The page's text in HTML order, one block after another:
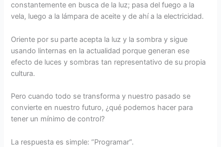
constantemente en busca de la luz; pasa del fuego a la
vela, luego a la lámpara de aceite y de ahí a la electricidad.
Oriente por su parte acepta la luz y la sombra y sigue
usando linternas en la actualidad porque generan ese
efecto de luces y sombras tan representativo de su propia
cultura.
Pero cuando todo se transforma y nuestro pasado se
convierte en nuestro futuro, ¿qué podemos hacer para
tener un mínimo de control?
La respuesta es simple: “Programar”.